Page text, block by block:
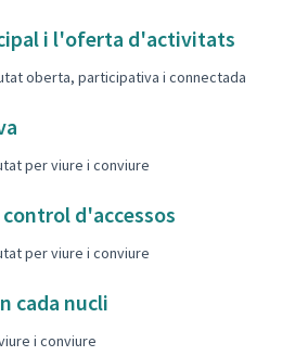
i l'oferta d'activitats
oberta, participativa i connectada
per viure i conviure
d'accessos
per viure i conviure
cada nucli
i conviure